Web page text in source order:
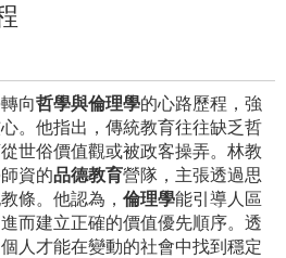
向哲學與倫理學的心路歷程，強
。他指出，傳統教育往往缺乏哲
世俗價值觀或被政客操弄。林教
資的品德教育營隊，主張透過思
條。他認為， 倫理學能引導人區
而建立正確的價值優先順序。透
人才能在變動的社會中找到穩定